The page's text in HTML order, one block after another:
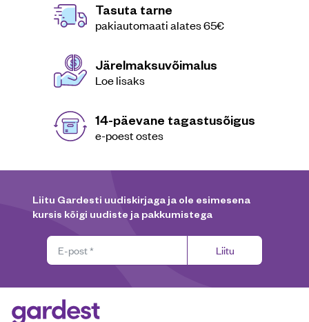
Tasuta tarne
pakiautomaati alates 65€
Järelmaksuvõimalus
Loe lisaks
14-päevane tagastusõigus
e-poest ostes
Liitu Gardesti uudiskirjaga ja ole esimesena
kursis kõigi uudiste ja pakkumistega
Liitu